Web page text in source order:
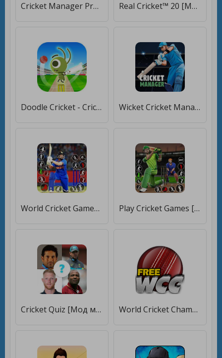
Cricket Manager Pro 2023 [Мод меню] Real Cricket™ 20 [Мод меню]
Doodle Cricket - Cricket Game [Много денег] Wicket Cricket Manager [Много денег]
World Cricket Games :T20 Cup [Много монет] Play Cricket Games [Бесплатные покупки]
Cricket Quiz [Мод меню] World Cricket Championship Lt [Много монет]